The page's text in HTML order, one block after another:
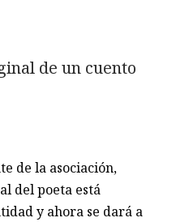
de un cuento
de la asociación,
del poeta está
y ahora se dará a